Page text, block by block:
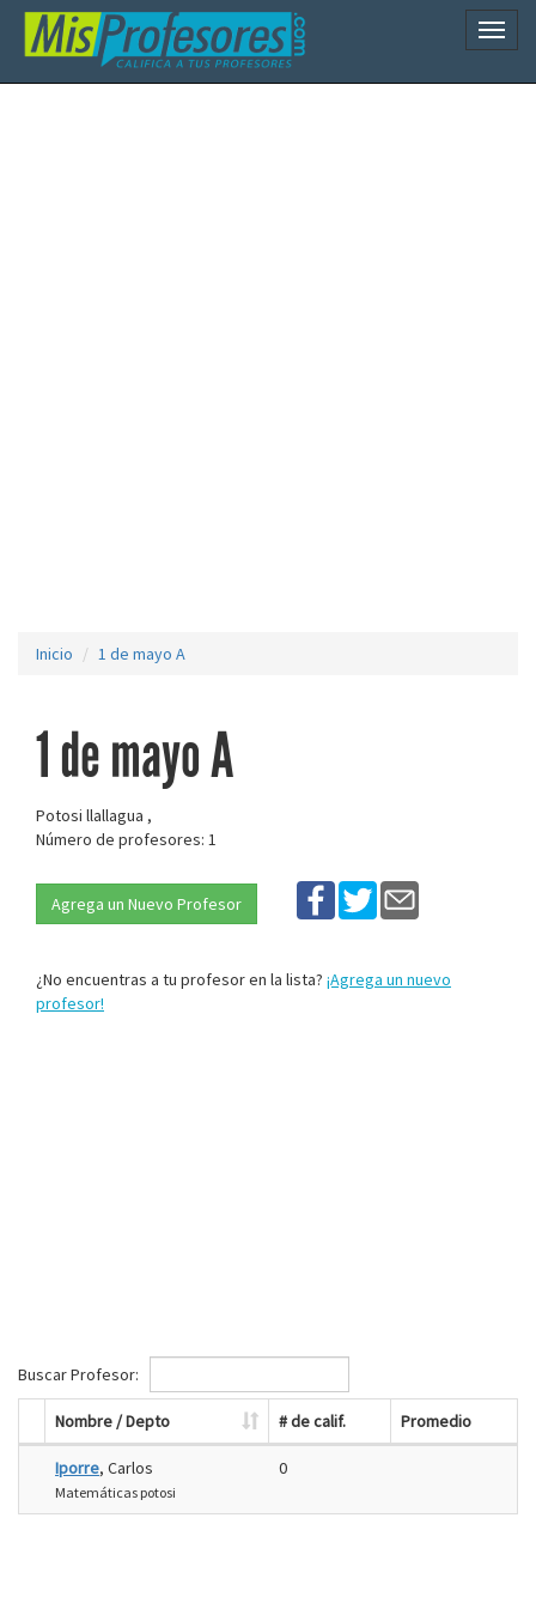
Inicio 1 de mayo A
1 de mayo A
Potosi llallagua ,
Número de profesores: 1
Agrega un Nuevo Profesor
¿No encuentras a tu profesor en la lista? ¡Agrega un nuevo
profesor!
Buscar Profesor:
Nombre / Depto # de calif. Promedio
Iporre, Carlos
Matemáticas potosi
0